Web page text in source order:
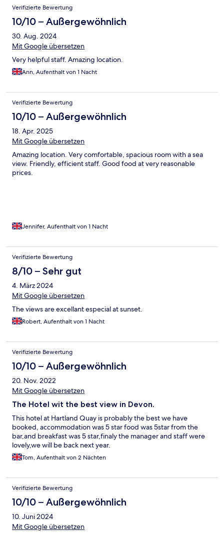
Verifizierte Bewertung
10/10 – Außergewöhnlich
30. Aug. 2024
Mit Google übersetzen
Very helpful staff. Amazing location.
Ann, Aufenthalt von 1 Nacht
Verifizierte Bewertung
10/10 – Außergewöhnlich
18. Apr. 2025
Mit Google übersetzen
Amazing location. Very comfortable, spacious room with a sea
view. Friendly, efficient staff. Good food at very reasonable
prices.
Jennifer, Aufenthalt von 1 Nacht
Verifizierte Bewertung
8/10 – Sehr gut
4. März 2024
Mit Google übersetzen
The views are excellant especial at sunset.
Robert, Aufenthalt von 1 Nacht
Verifizierte Bewertung
10/10 – Außergewöhnlich
20. Nov. 2022
Mit Google übersetzen
The Hotel wit the best view in Devon.
This hotel at Hartland Quay is probably the best we have
booked, accommodation was 5 star food was 5star from the
bar,and breakfast was 5 star,finaly the manager and staff were
lovely,we will be back next year.
Tom, Aufenthalt von 2 Nächten
Verifizierte Bewertung
10/10 – Außergewöhnlich
10. Juni 2024
Mit Google übersetzen